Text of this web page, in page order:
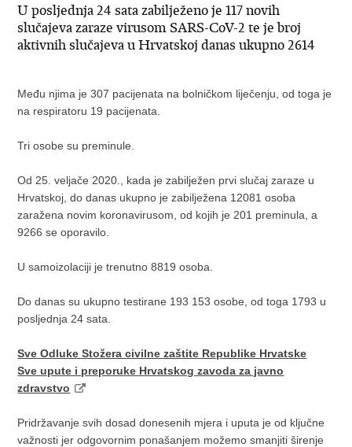
U posljednja 24 sata zabilježeno je 117 novih
slučajeva zaraze virusom SARS-CoV-2 te je broj
aktivnih slučajeva u Hrvatskoj danas ukupno 2614
Među njima je 307 pacijenata na bolničkom liječenju, od toga je
na respiratoru 19 pacijenata.
Tri osobe su preminule.
Od 25. veljače 2020., kada je zabilježen prvi slučaj zaraze u
Hrvatskoj, do danas ukupno je zabilježena 12081 osoba
zaražena novim koronavirusom, od kojih je 201 preminula, a
9266 se oporavilo.
U samoizolaciji je trenutno 8819 osoba.
Do danas su ukupno testirane 193 153 osobe, od toga 1793 u
posljednja 24 sata.
Sve Odluke Stožera civilne zaštite Republike Hrvatske
Sve upute i preporuke Hrvatskog zavoda za javno
zdravstvo
Pridržavanje svih dosad donesenih mjera i uputa je od ključne
važnosti jer odgovornim ponašanjem možemo smanjiti širenje